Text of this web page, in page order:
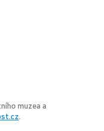
muzea a
.